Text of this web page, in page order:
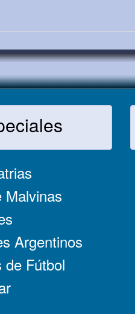
Malvinas
Argentinos
de Fútbol